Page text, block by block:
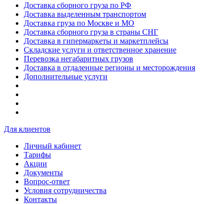
Доставка сборного груза по РФ
Доставка выделенным транспортом
Доставка груза по Москве и МО
Доставка сборного груза в страны СНГ
Доставка в гипермаркеты и маркетплейсы
Складские услуги и ответственное хранение
Перевозка негабаритных грузов
Доставка в отдаленные регионы и месторождения
Дополнительные услуги
Для клиентов
Личный кабинет
Тарифы
Акции
Документы
Вопрос-ответ
Условия сотрудничества
Контакты